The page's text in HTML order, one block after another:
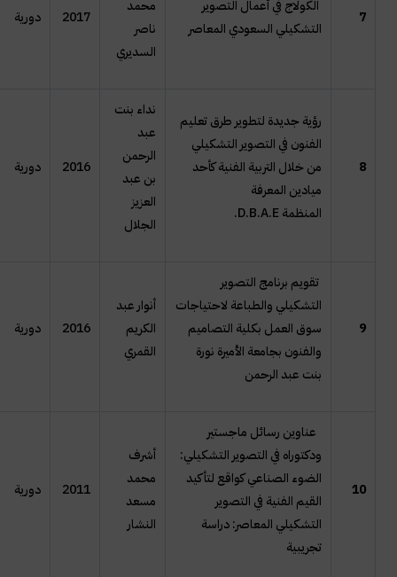
الكولاج في أعمال التصوير
التشكيلي السعودي المعاصر
محمد
ناصر
السديري
2017 دورية
رؤية جديدة لتطوير طرق تعليم
الفنون في التصوير التشكيلي
من خلال التربية الفنية كأحد
ميادين المعرفة
المنظمةD.B.A.E
.
نداء بنت
عبد
الرحمن
بن عبد
العزيز
الجلال
2016 دورية
تقويم برنامج التصوير
التشكيلي والطباعة لاحتياجات
سوق العمل بكلية التصاميم
والفنون بجامعة الأميرة نورة
بنت عبد الرحمن
أنوار عبد
الكريم
القمري
2016 دورية
10
عناوين رسائل ماجستير
ودكتوراه في التصوير التشكيلي:
الضوء الصناعي كواقع لتأكيد
القيم الفنية في التصوير
التشكيلي المعاصر: دراسة
تجريبية
أشرف
محمد
مسعد
النشار
2011 دورية